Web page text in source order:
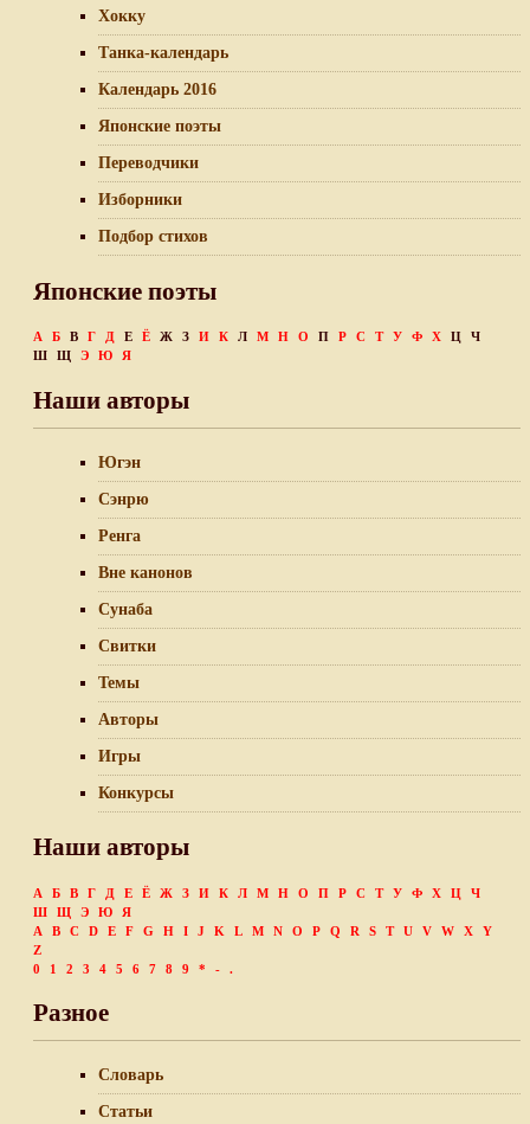
Хокку
Танка-календарь
Календарь 2016
Японские поэты
Переводчики
Изборники
Подбор стихов
Японские поэты
А Б В Г Д Е Ё Ж З И К Л М Н О П Р С Т У Ф Х Ц
Ч
Ш
Щ Э Ю Я
Наши авторы
Югэн
Сэнрю
Ренга
Вне канонов
Сунаба
Свитки
Темы
Авторы
Игры
Конкурсы
Наши авторы
А Б В Г Д Е Ё Ж З И К Л М Н О П Р С Т У Ф Х Ц
Ч
Ш
Щ Э Ю
Я
A
B C D E F G H I J K L M N O P Q R S T U V W X
Y
Z
0
1 2 3 4 5 6 7 8 9 * - .
Разное
Словарь
Статьи